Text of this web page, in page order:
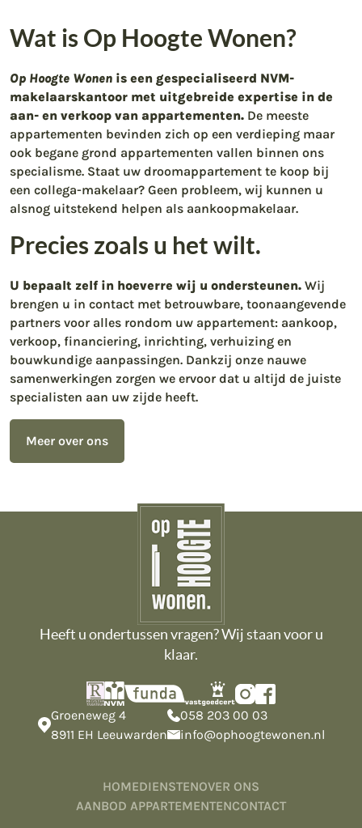
Wat is Op Hoogte Wonen?
Op Hoogte Wonen is een gespecialiseerd NVM-
makelaarskantoor met uitgebreide expertise in de
aan- en verkoop van appartementen. De meeste
appartementen bevinden zich op een verdieping maar
ook begane grond appartementen vallen binnen ons
specialisme. Staat uw droomappartement te koop bij
een collega-makelaar? Geen probleem, wij kunnen u
alsnog uitstekend helpen als aankoopmakelaar.
Precies zoals u het wilt.
U bepaalt zelf in hoeverre wij u ondersteunen. Wij
brengen u in contact met betrouwbare, toonaangevende
partners voor alles rondom uw appartement: aankoop,
verkoop, financiering, inrichting, verhuizing en
bouwkundige aanpassingen. Dankzij onze nauwe
samenwerkingen zorgen we ervoor dat u altijd de juiste
specialisten aan uw zijde heeft.
Meer over ons
Heeft u ondertussen vragen? Wij staan voor u
klaar.
Groeneweg 4
8911 EH Leeuwarden
058 203 00 03
info@ophoogtewonen.nl
HOMEDIENSTENOVER ONS
AANBOD APPARTEMENTENCONTACT